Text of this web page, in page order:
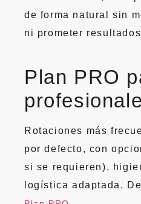
de forma natural sin
ni prometer
Plan PRO
Rotaciones más
por defecto, con
si se requieren),
logística adaptada.